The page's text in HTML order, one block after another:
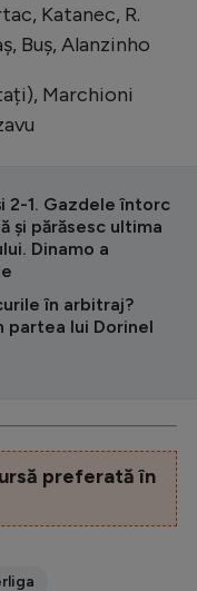
Katanec, R.
Buș, Alanzinho
Marchioni
2-1. Gazdele întorc
și părăsesc ultima
Dinamo a
în arbitraj?
partea lui Dorinel
preferată în